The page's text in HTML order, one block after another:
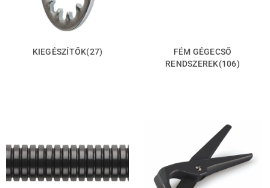
KIEGÉSZÍTŐK(27)
FÉM GÉGECSŐ
RENDSZEREK(106)